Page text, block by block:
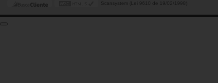
Scansystem (Lei 9610 de 19/02/1998)